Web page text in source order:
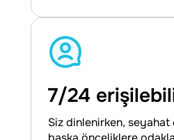
7/24
Siz dinlenirken,